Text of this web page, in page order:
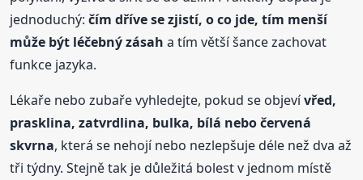
jednoduchý:čím dříve se zjistí, o co jde, tím menší
může být léčebný zásah a tím větší šance zachovat
funkce jazyka.
Lékaře nebo zubaře vyhledejte, pokud se objevívřed,
prasklina, zatvrdlina, bulka, bílá nebo červená
skvrna, která se nehojí nebo nezlepšuje déle než dva až
tři týdny. Stejně tak je důležitá bolest v jednom místě